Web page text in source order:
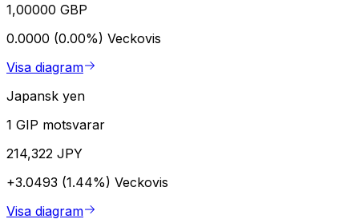
1,00000 GBP
0.0000 (0.00%) Veckovis
Visa diagram
Japansk yen
1 GIP motsvarar
214,322 JPY
+3.0493 (1.44%) Veckovis
Visa diagram